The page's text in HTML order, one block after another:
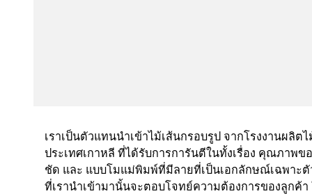
เราเป็นตัวแทนนำเข้าไม้เส้นกรอบรูป จากโรงงานผลิต
ประเทศเกาหลี ที่ได้รับการการันตีในทั้งเรื่อง คุณภาพ
ชัด และ แบบโมแม่พิมพ์ที่มีลายที่เป็นเอกลักษณ์เฉพาะตั
ที่เรานำเข้ามานั้นจะตอบโจทย์ความต้องการของลูกค้า